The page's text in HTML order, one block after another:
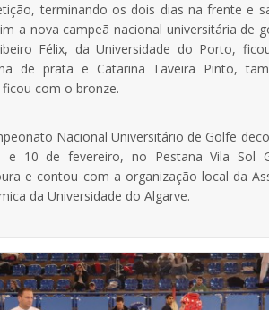
terminando os dois dias na frente e
a nova campeã nacional universitária de
Félix, da Universidade do Porto,
de prata e Catarina Taveira Pinto,
com o bronze.
Nacional Universitário de Golfe
e 10 de fevereiro, no Pestana Vila Sol
e contou com a organização local da
da Universidade do Algarve.